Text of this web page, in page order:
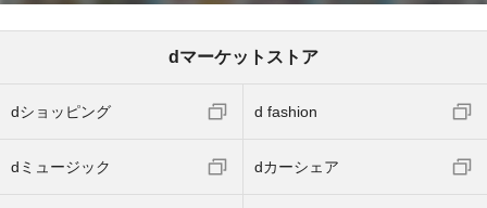
dマーケットストア
dショッピング d fashion
dミュージック dカーシェア